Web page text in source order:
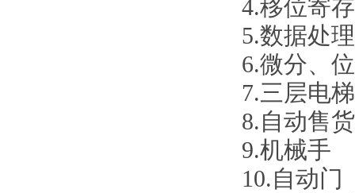
4.移位寄
5.数据处
6.微分、
7.三层电
8.自动售
9.机械手
10.自动门